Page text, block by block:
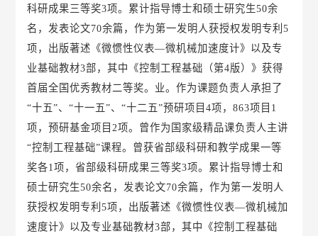
科研成果三等奖3项。累计指导博士和硕士研究生50余
名，发表论文70余篇，作为第一发明人获授权发明专利5
项，出版著述《微惯性仪表—微机械加速度计》以及专
业基础教材3部，其中《控制工程基础（第4版）》获得
首届全国优秀教材二等奖。业。作为课题负责人承担了
“十五”、“十一五”、“十二五”预研项目4项，863项目1
项，预研基金项目2项。曾作为国家级精品课负责人主讲
“控制工程基础”课程。曾获省部级科研和教学成果一等
奖各1项，省部级科研成果三等奖3项。累计指导博士和
硕士研究生50余名，发表论文70余篇，作为第一发明人
获授权发明专利5项，出版著述《微惯性仪表—微机械加
速度计》以及专业基础教材3部，其中《控制工程基础